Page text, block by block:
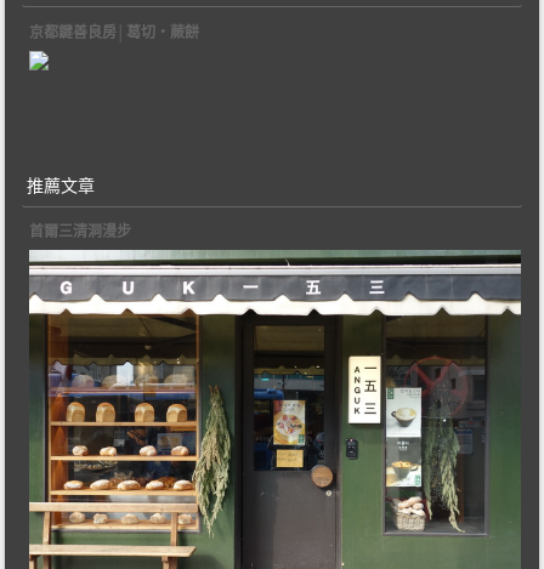
京都鍵善良房│葛切‧蕨餅
推薦文章
首爾三清洞漫步